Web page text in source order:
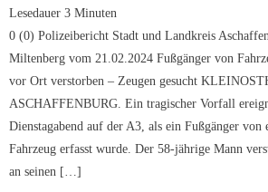
Lesedauer 3 Minuten
0 (0) Polizeibericht Stadt und Landkreis
Miltenberg vom 21.02.2024 Fußgänger von
vor Ort verstorben – Zeugen gesucht
ASCHAFFENBURG. Ein tragischer Vorfall
Dienstagabend auf der A3, als ein Fußgänger von
Fahrzeug erfasst wurde. Der 58-jährige Mann
an seinen […]